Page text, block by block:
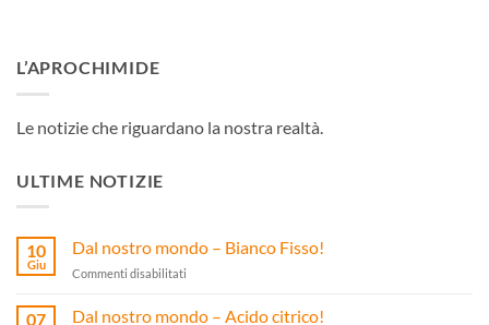
L’APROCHIMIDE
Le notizie che riguardano la nostra realtà.
ULTIME NOTIZIE
10
Giu
Dal nostro mondo – Bianco Fisso!
Commenti disabilitati
nostro
07 Dal nostro mondo – Acido citrico!